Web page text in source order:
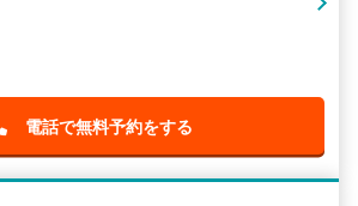
電話で無料予約をする